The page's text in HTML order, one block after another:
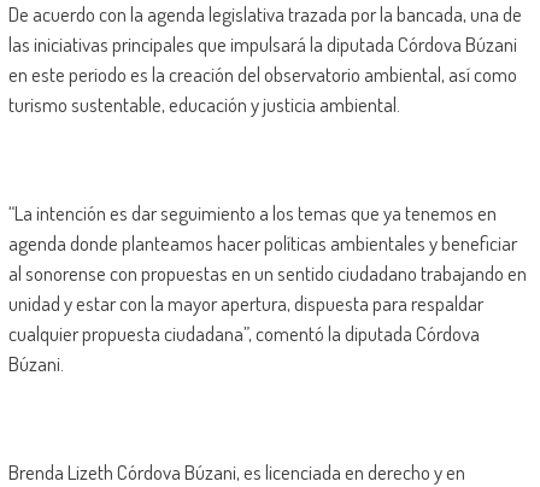
De acuerdo con la agenda legislativa trazada por la bancada, una de
las iniciativas principales que impulsará la diputada Córdova Búzani
en este periodo es la creación del observatorio ambiental, así como
turismo sustentable, educación y justicia ambiental.
“La intención es dar seguimiento a los temas que ya tenemos en
agenda donde planteamos hacer políticas ambientales y beneficiar
al sonorense con propuestas en un sentido ciudadano trabajando en
unidad y estar con la mayor apertura, dispuesta para respaldar
cualquier propuesta ciudadana”, comentó la diputada Córdova
Búzani.
Brenda Lizeth Córdova Búzani, es licenciada en derecho y en